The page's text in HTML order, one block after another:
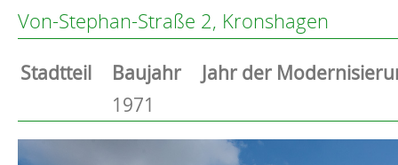
Flensburg
Eckernförde
Altenholz
Heikendorf
Kronshagen
Kiel
Von-Stephan-Straße 2, Kronshagen
Stammdaten
Basisdaten zur Immobilie
Stadtteil Baujahr
Jahr der
1971
Beschreibung